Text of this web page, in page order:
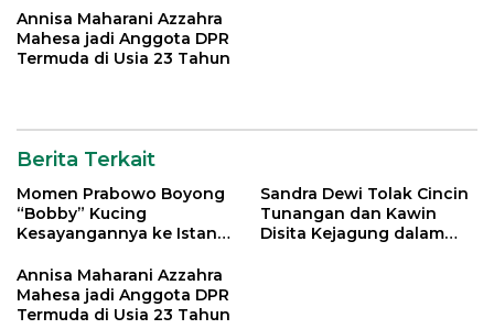
Annisa Maharani Azzahra
Mahesa jadi Anggota DPR
Termuda di Usia 23 Tahun
Berita Terkait
Momen Prabowo Boyong
“Bobby” Kucing
Kesayangannya ke Istana
Sandra Dewi Tolak Cincin
Tunangan dan Kawin
Disita Kejagung dalam
Annisa Maharani Azzahra
Mahesa jadi Anggota DPR
Termuda di Usia 23 Tahun